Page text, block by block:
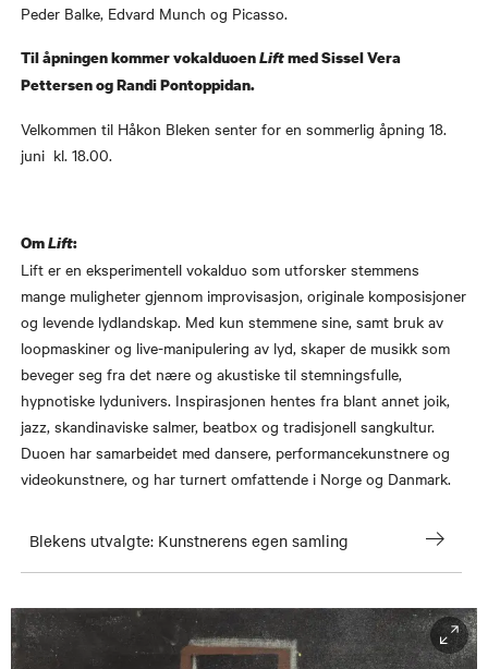
Peder Balke, Edvard Munch og Picasso.
Til åpningen kommer vokalduoenLiftmed Sissel Vera
Pettersen og Randi Pontoppidan.
Velkommen til Håkon Bleken senter for en sommerlig åpning 18.
juni kl. 18.00.
OmLift:
Lift er en eksperimentell vokalduo som utforsker stemmens
mange muligheter gjennom improvisasjon, originale komposisjoner
og levende lydlandskap. Med kun stemmene sine, samt bruk av
loopmaskiner og live-manipulering av lyd, skaper de musikk som
beveger seg fra det nære og akustiske til stemningsfulle,
hypnotiske lydunivers. Inspirasjonen hentes fra blant annet joik,
jazz, skandinaviske salmer, beatbox og tradisjonell sangkultur.
Duoen har samarbeidet med dansere, performancekunstnere og
videokunstnere, og har turnert omfattende i Norge og Danmark.
Blekens utvalgte: Kunstnerens egen samling